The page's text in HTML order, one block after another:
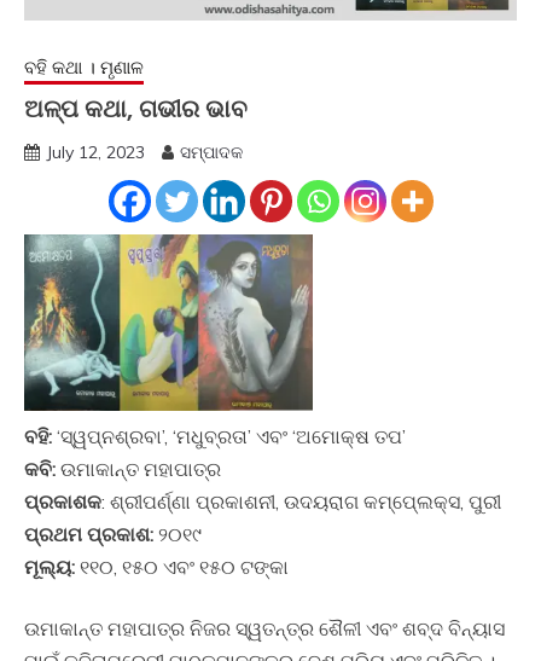
ବହି କଥା । ମୃଣାଳ
ଅଳ୍ପ କଥା, ଗଭୀର ଭାବ
July 12, 2023 ସମ୍ପାଦକ
ବହି: ‘ସ୍ୱପ୍ନଶ୍ରବା’, ‘ମଧୁବ୍ରତା’ ଏବଂ ‘ଅମୋକ୍ଷ ତପ’
କବି: ଉମାକାନ୍ତ ମହାପାତ୍ର
ପ୍ରକାଶକ: ଶ୍ରୀପର୍ଣ୍ଣା ପ୍ରକାଶନୀ, ଉଦୟରାଗ କମ୍ପେ୍ଲକ୍ସ, ପୁରୀ
ପ୍ରଥମ ପ୍ରକାଶ: ୨୦୧୯
ମୂଲ୍ୟ: ୧୧୦, ୧୫୦ ଏବଂ ୧୫୦ ଟଙ୍କା
ଉମାକାନ୍ତ ମହାପାତ୍ର ନିଜର ସ୍ୱତନ୍ତ୍ର ଶୈଳୀ ଏବଂ ଶବ୍ଦ ବିନ୍ୟାସ